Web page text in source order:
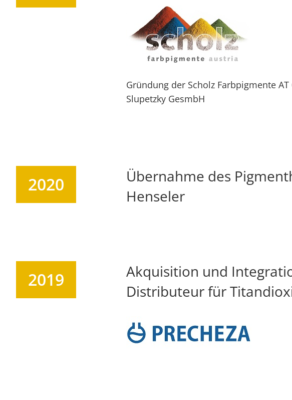
Gründung der Scholz Farbpigmente
Slupetzky GesmbH
2020
Übernahme des
Henseler
2019
Akquisition und
Distributeur für